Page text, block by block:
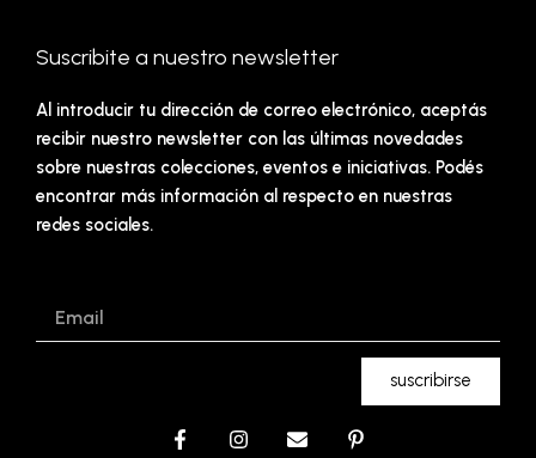
Suscribite a nuestro newsletter
Al introducir tu dirección de correo electrónico, aceptás
recibir nuestro newsletter con las últimas novedades
sobre nuestras colecciones, eventos e iniciativas. Podés
encontrar más información al respecto en nuestras
redes sociales.
suscribirse
F
I
E
P